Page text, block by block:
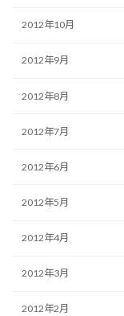
2012年10月
2012年9月
2012年8月
2012年7月
2012年6月
2012年5月
2012年4月
2012年3月
2012年2月